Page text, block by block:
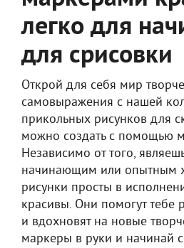
легко для
для срисовки
Открой для себя мир
самовыражения с нашей
прикольных рисунков для
можно создать с помощью
Независимо от того,
начинающим или опытным
рисунки просты в
красивы. Они помогут тебе
и вдохновят на новые
маркеры в руки и начинай